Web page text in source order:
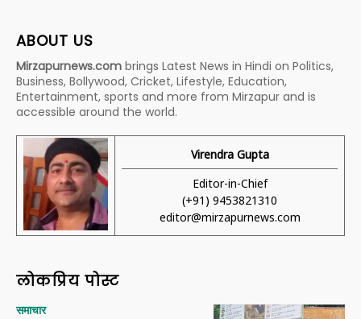
ABOUT US
Mirzapurnews.com brings Latest News in Hindi on Politics,
Business, Bollywood, Cricket, Lifestyle, Education,
Entertainment, sports and more from Mirzapur and is
accessible around the world.
Virendra Gupta
Editor-in-Chief
(+91) 9453821310
editor@mirzapurnews.com
लोकप्रिय पोस्ट
समाचार